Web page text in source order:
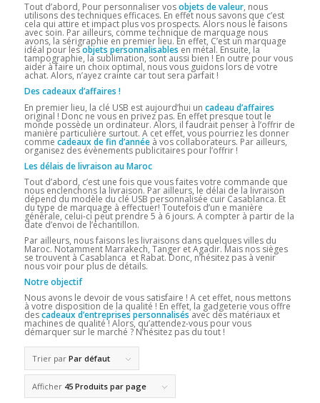
Tout d’abord, Pour personnaliser vosobjets de valeur, nous
utilisons des techniques efficaces. En effet nous savons que c’est
cela qui attire et impact plus vos prospects. Alors nous le faisons
avec soin. Par ailleurs, comme technique de marquage nous
avons, la sérigraphie en premier lieu. En effet, C’est un marquage
idéal pour lesobjets personnalisables en métal. Ensuite, la
tampographie, la sublimation, sont aussi bien ! En outre pour vous
aider à faire un choix optimal, nous vous guidons lors de votre
achat. Alors, n’ayez crainte car tout sera parfait !
Des cadeaux d’affaires !
En premier lieu, la clé USB est aujourd’hui un cadeau d’affaires
original ! Donc ne vous en privez pas. En effet presque tout le
monde possède un ordinateur. Alors, il faudrait penser à l’offrir de
manière particulière surtout. A cet effet, vous pourriez les donner
comme cadeaux de fin d’annéeà vos collaborateurs. Par ailleurs,
organisez des évènements publicitaires pour l’offrir !
Les délais de livraison au Maroc
Tout d’abord, c’est une fois que vous faites votre commande que
nous enclenchons la livraison. Par ailleurs, le délai de la livraison
dépend du modèle du clé USB personnalisée cuir Casablanca. Et
du type de marquage à effectuer! Toutefois d’un e manière
générale, celui-ci peut prendre 5 à 6 jours. A compter à partir de la
date d’envoi de l’échantillon.
Par ailleurs, nous faisons les livraisons dans quelques villes du
Maroc. Notamment Marrakech, Tanger et Agadir. Mais nos sièges
se trouvent à Casablanca et Rabat. Donc, n’hésitez pas à venir
nous voir pour plus de détails.
Notre objectif
Nous avons le devoir de vous satisfaire ! A cet effet, nous mettons
à votre disposition de la qualité ! En effet, la gadgeterie vous offre
descadeaux d’entreprises personnalisésavec des matériaux et
machines de qualité ! Alors, qu’attendez-vous pour vous
démarquer sur le marché ? N’hésitez pas du tout !
Trier par Par défaut
Afficher 45 Produits par page